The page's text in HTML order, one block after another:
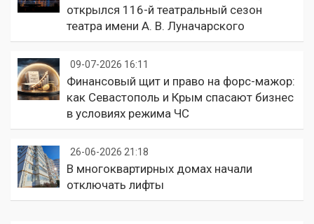
открылся 116-й театральный сезон
театра имени А. В. Луначарского
09-07-2026 16:11
Финансовый щит и право на форс-мажор:
как Севастополь и Крым спасают бизнес
в условиях режима ЧС
26-06-2026 21:18
В многоквартирных домах начали
отключать лифты